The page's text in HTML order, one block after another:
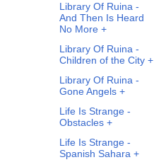
Library Of Ruina -
And Then Is Heard
No More +
Library Of Ruina -
Children of the City +
Library Of Ruina -
Gone Angels +
Life Is Strange -
Obstacles +
Life Is Strange -
Spanish Sahara +